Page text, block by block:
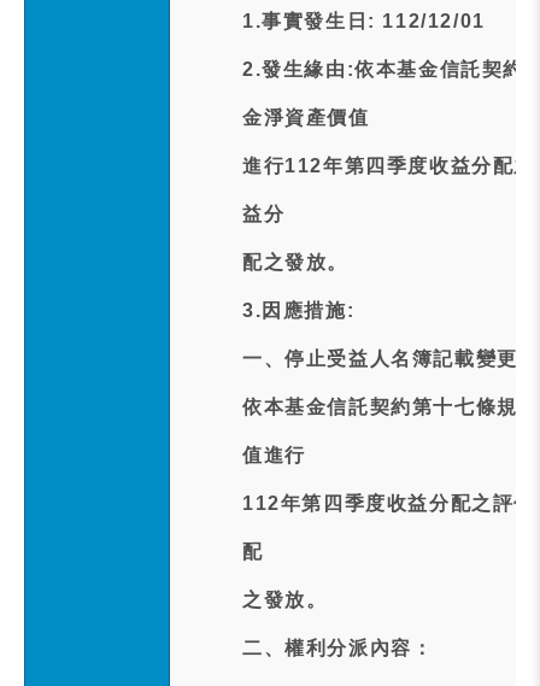
1.事實發生日: 112/12/01
2.發生緣由:依本基金信託契約
金淨資產價值
進行112年第四季度收益分配
益分
配之發放。
3.因應措施:
一、停止受益人名簿記載變更
依本基金信託契約第十七條規
值進行
112年第四季度收益分配之評
配
之發放。
二、權利分派內容：